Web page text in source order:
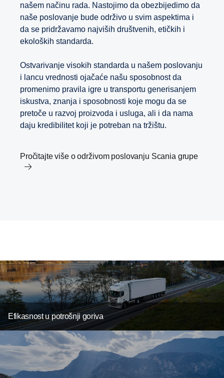
našem načinu rada. Nastojimo da obezbijedimo da
naše poslovanje bude održivo u svim aspektima i
da se pridržavamo najviših društvenih, etičkih i
ekoloških standarda.
Ostvarivanje visokih standarda u našem poslovanju
i lancu vrednosti ojačaće našu sposobnost da
promenimo pravila igre u transportu generisanjem
iskustva, znanja i sposobnosti koje mogu da se
pretoče u razvoj proizvoda i usluga, ali i da nama
daju kredibilitet koji je potreban na tržištu.
Pročitajte više o održivom poslovanju Scania grupe
Efikasnost u potrošnji goriva